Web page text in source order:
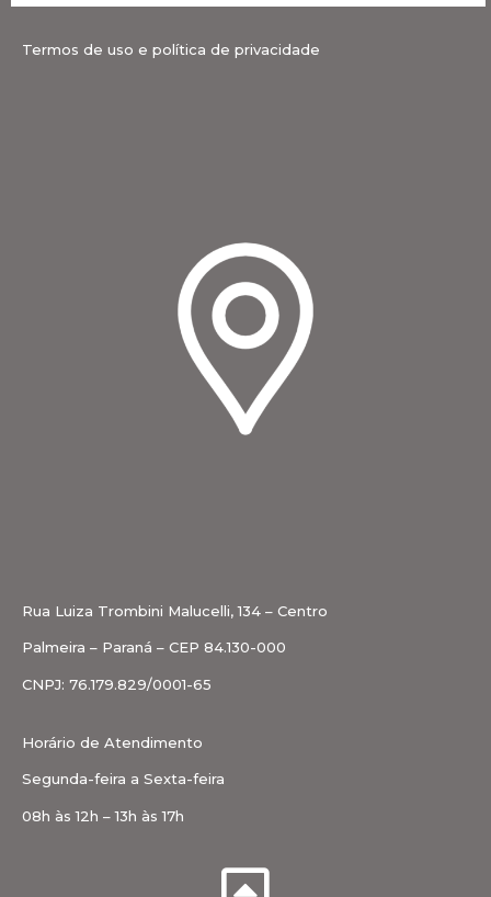
Termos de uso e política de privacidade
Rua Luiza Trombini Malucelli, 134 – Centro
Palmeira – Paraná – CEP 84.130-000
CNPJ: 76.179.829/0001-65
Horário de Atendimento
Segunda-feira a Sexta-feira
08h às 12h – 13h às 17h